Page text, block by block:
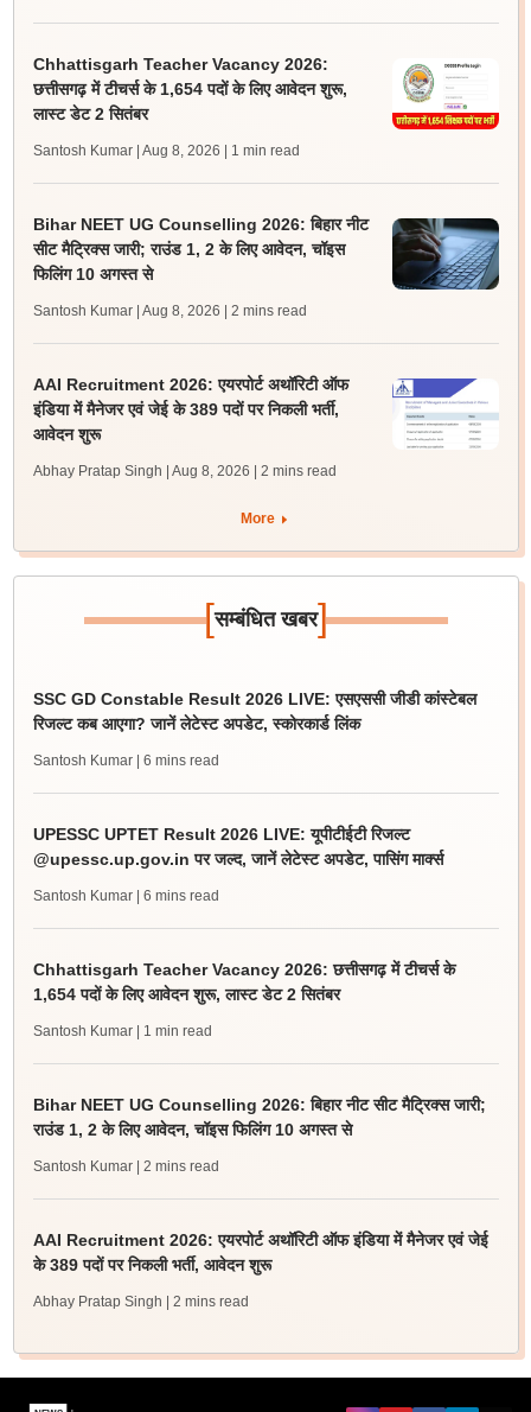
Chhattisgarh Teacher Vacancy 2026:
छत्तीसगढ़ में टीचर्स के 1,654 पदों के लिए आवेदन शुरू,
लास्ट डेट 2 सितंबर
Santosh Kumar | Aug 8, 2026 | 1 min read
Bihar NEET UG Counselling 2026: बिहार नीट
सीट मैट्रिक्स जारी; राउंड 1, 2 के लिए आवेदन, चॉइस
फिलिंग 10 अगस्त से
Santosh Kumar | Aug 8, 2026 | 2 mins read
AAI Recruitment 2026: एयरपोर्ट अथॉरिटी ऑफ
इंडिया में मैनेजर एवं जेई के 389 पदों पर निकली भर्ती,
आवेदन शुरू
Abhay Pratap Singh | Aug 8, 2026 | 2 mins read
More
[सम्बंधित खबर]
SSC GD Constable Result 2026 LIVE: एसएससी जीडी कांस्टेबल
रिजल्ट कब आएगा? जानें लेटेस्ट अपडेट, स्कोरकार्ड लिंक
Santosh Kumar | 6 mins read
UPESSC UPTET Result 2026 LIVE: यूपीटीईटी रिजल्ट
@upessc.up.gov.in पर जल्द, जानें लेटेस्ट अपडेट, पासिंग मार्क्स
Santosh Kumar | 6 mins read
Chhattisgarh Teacher Vacancy 2026: छत्तीसगढ़ में टीचर्स के
1,654 पदों के लिए आवेदन शुरू, लास्ट डेट 2 सितंबर
Santosh Kumar | 1 min read
Bihar NEET UG Counselling 2026: बिहार नीट सीट मैट्रिक्स जारी;
राउंड 1, 2 के लिए आवेदन, चॉइस फिलिंग 10 अगस्त से
Santosh Kumar | 2 mins read
AAI Recruitment 2026: एयरपोर्ट अथॉरिटी ऑफ इंडिया में मैनेजर एवं जेई
के 389 पदों पर निकली भर्ती, आवेदन शुरू
Abhay Pratap Singh | 2 mins read